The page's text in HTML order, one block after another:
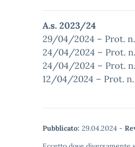
A.s. 2023/24
29/04/2024 – Prot. n.
24/04/2024 – Prot. n.
24/04/2024 – Prot. n.
12/04/2024 – Prot. n.
Pubblicato: 29.04.2024 -